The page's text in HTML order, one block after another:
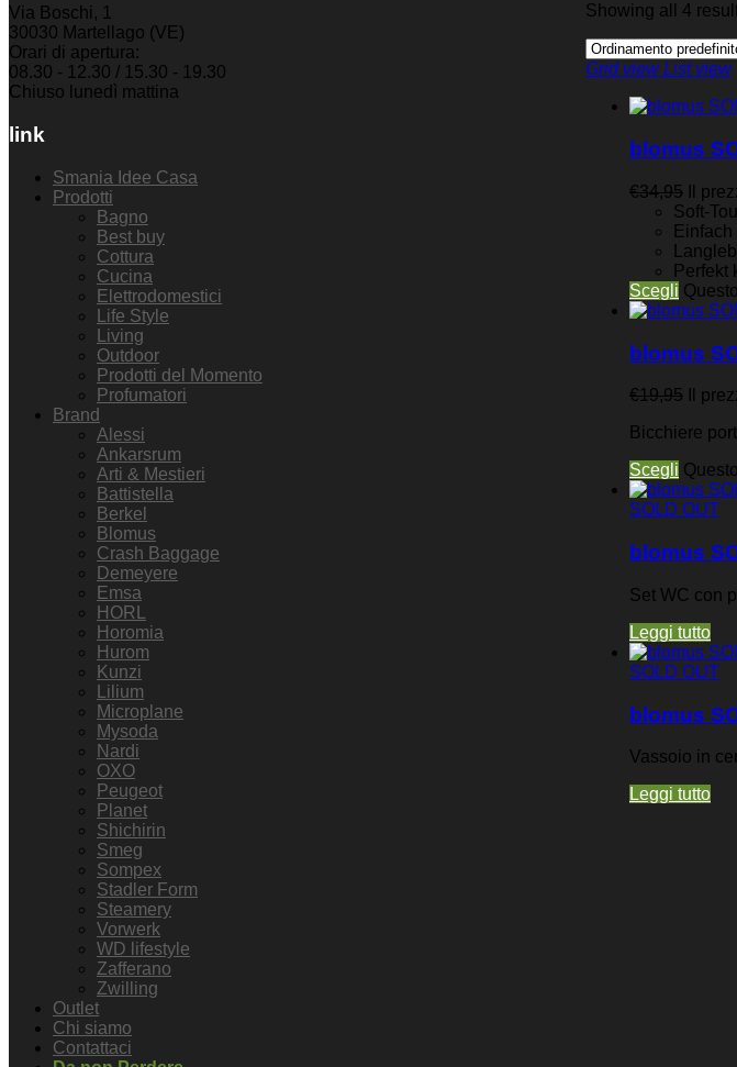
Showing all 4
Grid view List view
blomus
€34,95 Il
Soft-
Perfekt
Scegli
blomus
€19,95 Il
Bicchiere
Scegli
SOLD OUT
blomus
Set WC con
Leggi tutto
SOLD OUT
blomus
Vassoio in
Leggi tutto
Via Boschi, 1
30030 Martellago (VE)
Orari di apertura:
08.30 - 12.30 / 15.30 - 19.30
Chiuso lunedì mattina
link
Smania Idee Casa
Prodotti
Bagno
Best buy
Cottura
Cucina
Elettrodomestici
Life Style
Living
Outdoor
Prodotti del Momento
Profumatori
Brand
Alessi
Ankarsrum
Arti & Mestieri
Battistella
Berkel
Blomus
Crash Baggage
Demeyere
Emsa
HORL
Horomia
Hurom
Kunzi
Lilium
Microplane
Mysoda
Nardi
OXO
Peugeot
Planet
Shichirin
Smeg
Sompex
Stadler Form
Steamery
Vorwerk
WD lifestyle
Zafferano
Zwilling
Outlet
Chi siamo
Contattaci